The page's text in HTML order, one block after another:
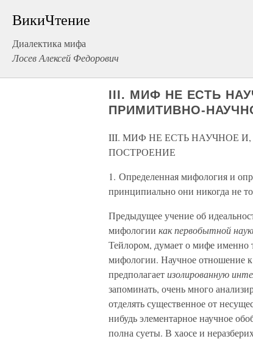
ВикиЧтение
Диалектика мифа
Лосев Алексей Федорович
III. МИФ НЕ ЕСТЬ
ПРИМИТИВНО-
III. МИФ НЕ ЕСТЬ НАУЧНОЕ
ПОСТРОЕНИЕ
1. Определенная мифология и
принципиально они никогда не
Предыдущее учение об
мифологии как первобытной
Тейлором, думает о мифе именно
мифологии. Научное отношение
предполагаетизолированную
запоминать, очень много
отделять существенное от
нибудь элементарное научное
полна суеты. В хаосе и